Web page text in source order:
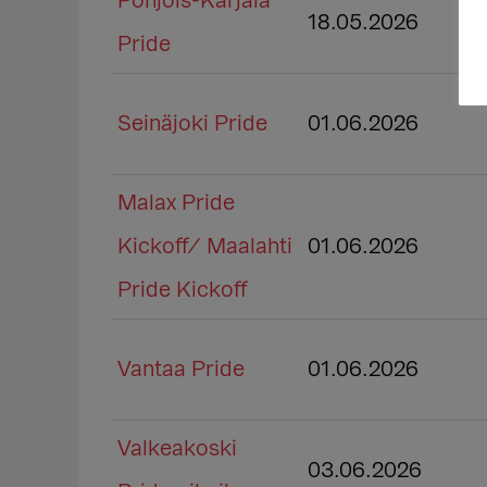
Pride
18.05.2026
Seinäjoki Pride 01.06.2026
Malax Pride
Kickoff/ Maalahti
Pride Kickoff
01.06.2026
Vantaa Pride 01.06.2026
Valkeakoski
03.06.2026